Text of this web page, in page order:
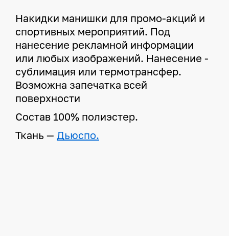
Накидки манишки для промо-акций и
спортивных мероприятий. Под
нанесение рекламной информации
или любых изображений. Нанесение -
сублимация или термотрансфер.
Возможна запечатка всей
поверхности
Состав 100% полиэстер.
Ткань — Дьюспо.